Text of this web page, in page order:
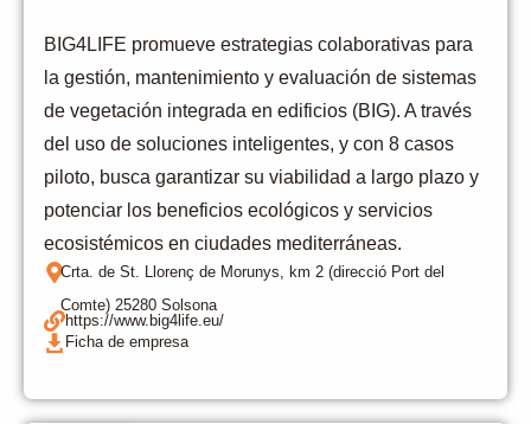
BIG4LIFE promueve estrategias colaborativas para
la gestión, mantenimiento y evaluación de sistemas
de vegetación integrada en edificios (BIG). A través
del uso de soluciones inteligentes, y con 8 casos
piloto, busca garantizar su viabilidad a largo plazo y
potenciar los beneficios ecológicos y servicios
ecosistémicos en ciudades mediterráneas.
Crta. de St. Llorenç de Morunys, km 2 (direcció Port del
Comte) 25280 Solsona
https://www.big4life.eu/
Ficha de empresa